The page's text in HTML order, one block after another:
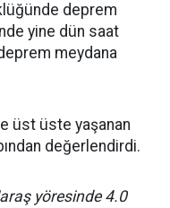
deprem
yine dün saat
meydana
üst üste yaşanan
değerlendirdi.
yöresinde 4.0